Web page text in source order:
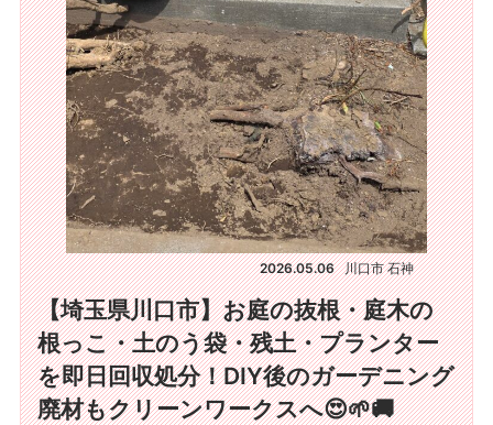
2026.05.06 川口市 石神
【埼玉県川口市】お庭の抜根・庭木の
根っこ・土のう袋・残土・プランター
を即日回収処分！DIY後のガーデニング
廃材もクリーンワークスへ😍🌱🚚